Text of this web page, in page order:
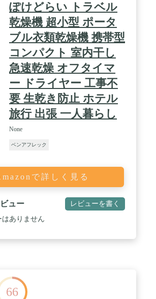
ぽけどらい トラベル
乾燥機 超小型 ポータ
ブル衣類乾燥機 携帯型
コンパクト 室内干し
急速乾燥 オフタイマ
ー ドライヤー 工事不
要 生乾き防止 ホテル
旅行 出張 一人暮らし
None
ベンアフレック
で詳しく見る
ュー レビューを書く
はありません
66